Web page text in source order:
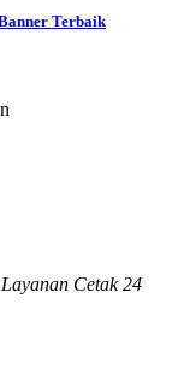
Terbaik
Cetak 24